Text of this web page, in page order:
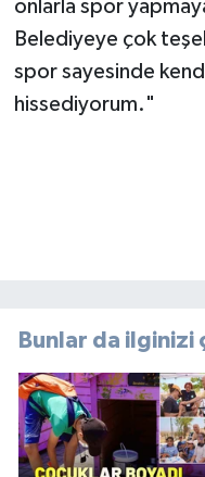
onlarla spor
Belediyeye çok
spor sayesinde
hissediyorum."
Bunlar da ilginizi